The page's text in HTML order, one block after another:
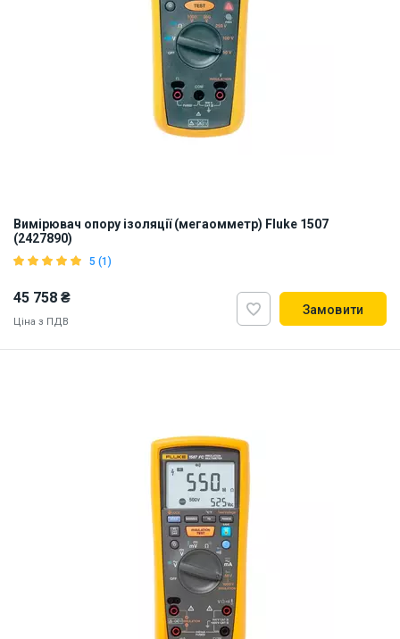
Вимірювач опору ізоляції (мегаомметр) Fluke 1507
(2427890)
5 (1)
45 758 ₴
Ціна з ПДВ
Замовити